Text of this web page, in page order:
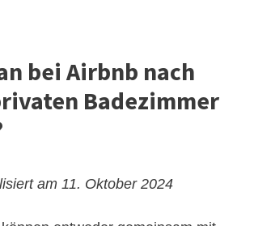
bei Airbnb nach
Badezimmer
am 11. Oktober 2024